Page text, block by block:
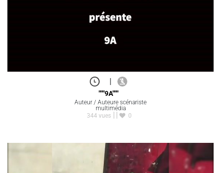
|
"""9A"""
Auteur / Auteure scénariste
multimédia
344 vues
0